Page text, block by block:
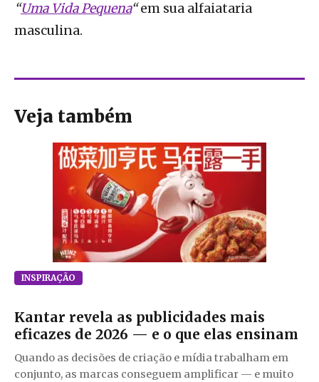
“Uma Vida Pequena“em sua alfaiataria
masculina.
Veja também
INSPIRAÇÃO
Kantar revela as publicidades mais
eficazes de 2026 — e o que elas ensinam
Quando as decisões de criação e mídia trabalham em
conjunto, as marcas conseguem amplificar — e muito